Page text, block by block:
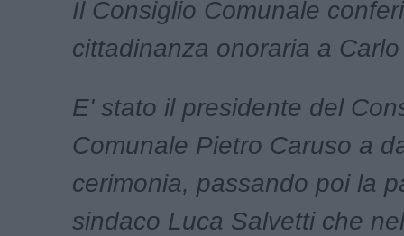
Il Consiglio Comunale
cittadinanza onoraria a
E' stato il presidente del
Comunale Pietro Caruso a
cerimonia, passando poi la
sindaco Luca Salvetti che